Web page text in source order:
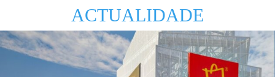
ACTUALIDADE